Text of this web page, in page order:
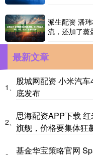
派生配资 潘
流，还加了蒸
最新文章
1、
股城网配资 小米汽
底发布
2、
思海配资APP下载
旗舰，价格要集体狂
基金华宝策略官网